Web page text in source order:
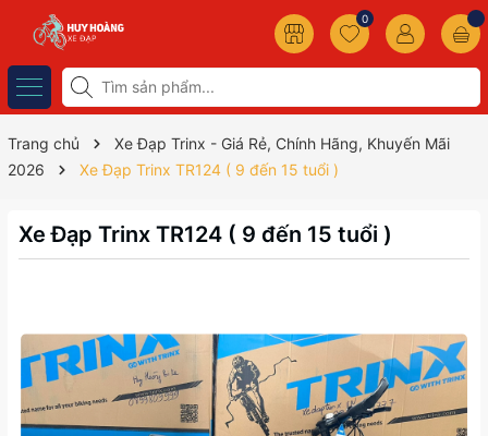
0
Trang chủ
Xe Đạp Trinx - Giá Rẻ, Chính Hãng, Khuyến Mãi
2026
Xe Đạp Trinx TR124 ( 9 đến 15 tuổi )
Xe Đạp Trinx TR124 ( 9 đến 15 tuổi )